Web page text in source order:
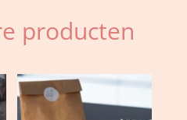
producten